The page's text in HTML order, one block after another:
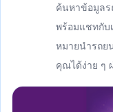
ค้นหาข้อมูล
พร้อมแชทกับ
หมายนำรถย
คุณได้ง่าย ๆ